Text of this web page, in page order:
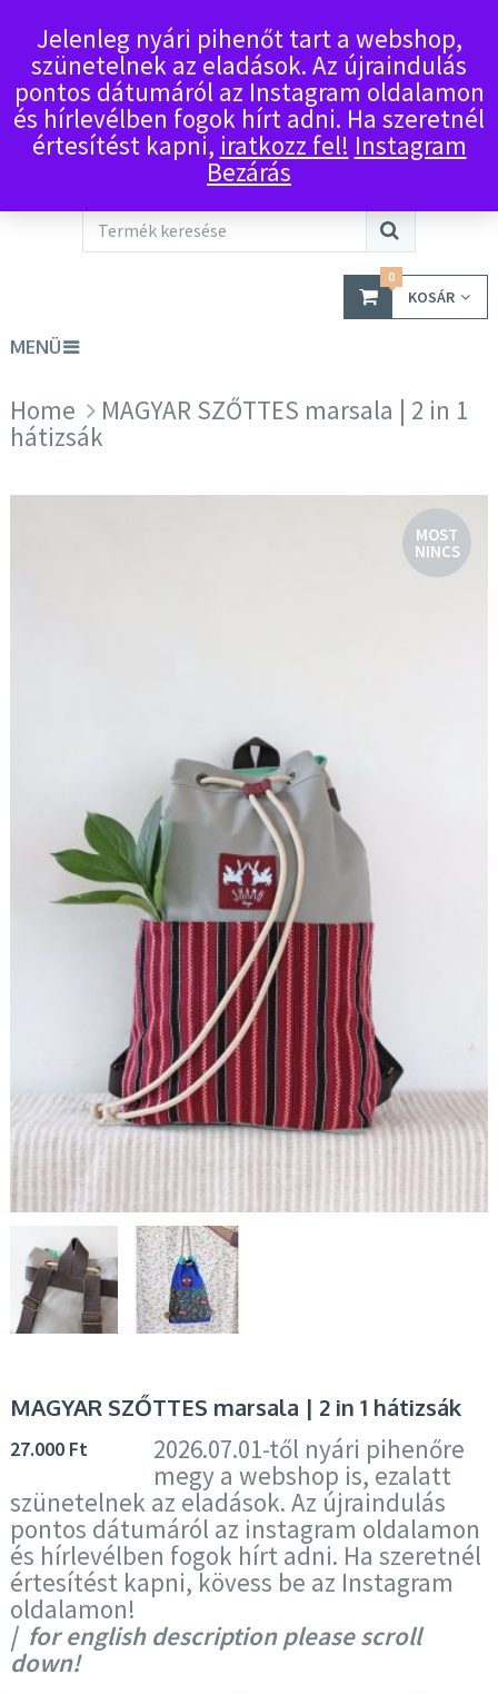
KOSÁR
0
MENÜ
Home
MAGYAR SZŐTTES marsala | 2 in 1
hátizsák
MOST
NINCS
MAGYAR SZŐTTES marsala | 2 in 1 hátizsák
27.000 Ft
2026.07.01-től nyári pihenőre
megy a webshop is, ezalatt
szünetelnek az eladások. Az újraindulás
pontos dátumáról az instagram oldalamon
és hírlevélben fogok hírt adni. Ha szeretnél
értesítést kapni, kövess be az Instagram
oldalamon!
| for english description please scroll
down!
Jelenleg nyári pihenőt tart a webshop,
szünetelnek az eladások. Az újraindulás
pontos dátumáról az Instagram oldalamon
és hírlevélben fogok hírt adni. Ha szeretnél
értesítést kapni, iratkozz fel! Instagram
Bezárás